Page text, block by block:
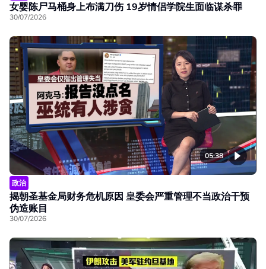
女婴陈尸马桶身上布满刀伤 19岁情侣学院生面临谋杀罪
30/07/2026
05:38
政治
揭朝圣基金局财务危机原因 皇委会严重管理不当政治干预
伪造账目
30/07/2026